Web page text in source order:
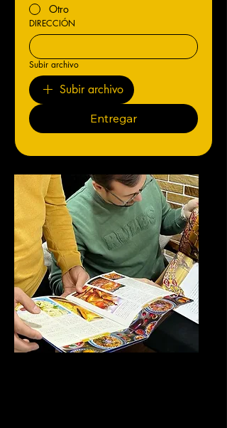
Otro
DIRECCIÓN
Subir archivo
Subir archivo
Entregar